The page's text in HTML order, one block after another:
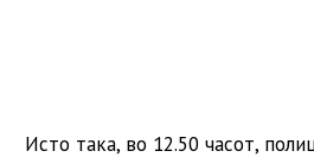
Исто така, во 12.50 часот,